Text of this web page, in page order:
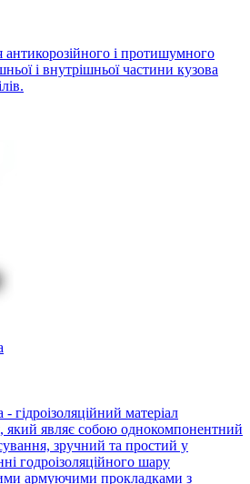
і протишумного
і внутрішньої частини кузова
гідроізоляційний матеріал
який являє собою однокомпонентний
зручний та простий у
годроізоляційного шару
армуючими прокладками з